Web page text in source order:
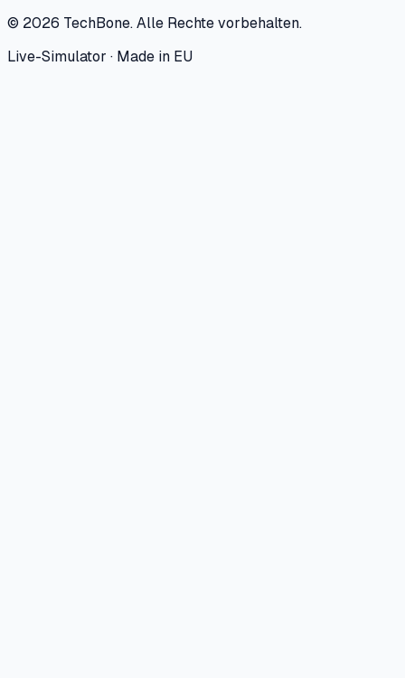
© 2026 TechBone.Alle Rechte vorbehalten.
Live-Simulator · Made in EU